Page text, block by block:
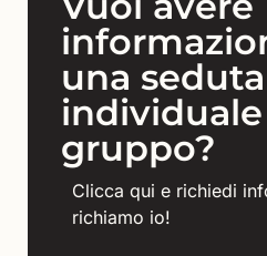
una seduta
gruppo?
Clicca qui e richiedi
richiamo io!